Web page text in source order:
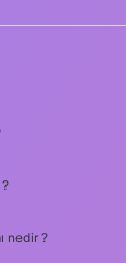
nedir ?